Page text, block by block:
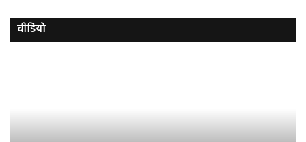
वीडियो